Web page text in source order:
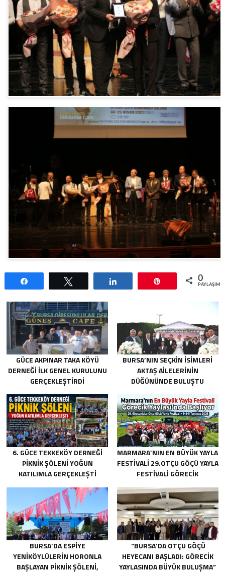
0
GÜCE AKPINAR TAKA KÖYÜ
DERNEĞI İLK GENEL KURULUNU
GERÇEKLEŞTIRDI
BURSA’NIN SEÇKIN İSIMLERI
AKTAŞ AILELERININ
DÜĞÜNÜNDE BULUŞTU
6. GÜCE TEKKEKÖY DERNEĞI
PIKNIK ŞÖLENI YOĞUN
KATILIMLA GERÇEKLEŞTI
MARMARA’NIN EN BÜYÜK YAYLA
FESTIVALI 29.OTÇU GÖÇÜ YAYLA
FESTIVALI GÖRECIK
BURSA’DA ESPIYE
YENIKÖYLÜLERIN HORONLA
BAŞLAYAN PIKNIK ŞÖLENI,
“BURSA’DA OTÇU GÖÇÜ
HEYECANI BAŞLADI: GÖRECIK
YAYLASINDA BÜYÜK BULUŞMA”